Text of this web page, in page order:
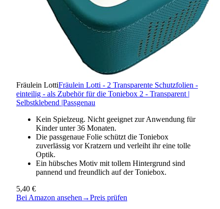
Fräulein LottiFräulein Lotti - 2 Transparente Schutzfolien -
einteilig - als Zubehör für die Toniebox 2 - Transparent |
Selbstklebend |Passgenau
Kein Spielzeug. Nicht geeignet zur Anwendung für
Kinder unter 36 Monaten.
Die passgenaue Folie schützt die Toniebox
zuverlässig vor Kratzern und verleiht ihr eine tolle
Optik.
Ein hübsches Motiv mit tollem Hintergrund sind
pannend und freundlich auf der Toniebox.
5,40 €
Bei Amazon ansehen →Preis prüfen